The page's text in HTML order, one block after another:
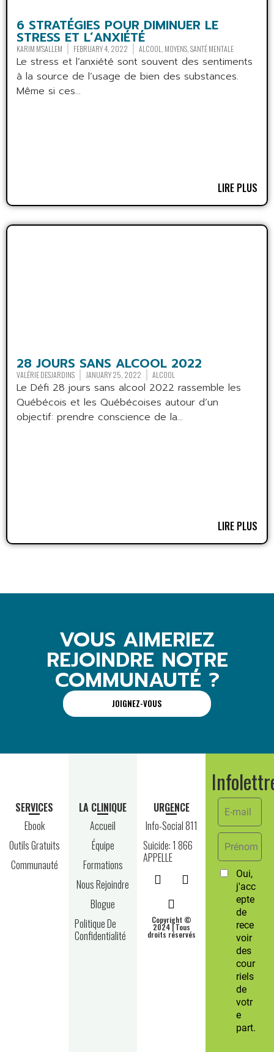
6 STRATÉGIES POUR DIMINUER LE
STRESS ET L’ANXIÉTÉ
KARIM M'SALLEM FEBRUARY 4, 2022 ALCOOL MOYENS SANTÉ MENTALE
Le stress et l’anxiété sont souvent des sentiments
à la source de l’usage de bien des substances.
Même si ces...
LIRE PLUS
28 JOURS SANS ALCOOL 2022
VALÉRIE DESJARDINS JANUARY 25, 2022 ALCOOL
Le Défi 28 jours sans alcool 2022 rassemble les
Québécois et les Québécoises autour d’un
objectif: prendre conscience de la...
LIRE PLUS
VOUS AIMERIEZ
REJOINDRE NOTRE
COMMUNAUTÉ ?
JOIGNEZ-VOUS
SERVICES
Ebook
Outils Gratuits
Communauté
LA CLINIQUE
Accueil
Équipe
Formations
Nous Rejoindre
Blogue
Politique De
Confidentialité
URGENCE
Info-Social 811
Suicide: 1 866
APPELLE
Copyright ©
2024 | Tous
droits réservés